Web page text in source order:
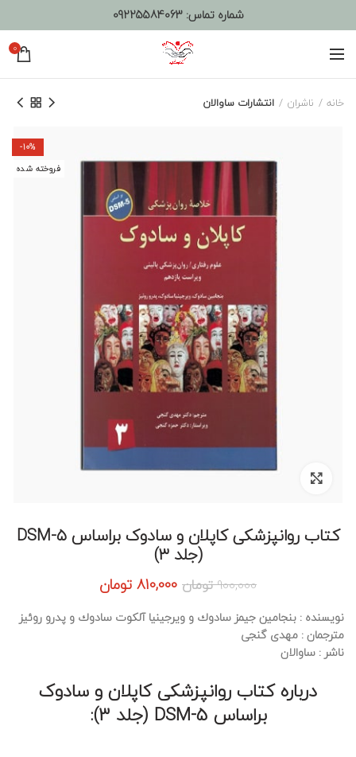
شماره تماس:09225584063
0
خانه ناشران انتشارات ساوالان
-10%
فروخته شده
کتاب روانپزشکی کاپلان و سادوک براساس DSM-۵
(جلد ۳)
900,000تومان قیمت
900,000 تومان
810,000تومان
810,000 تومان. نويسنده : بنجامين جيمز سادوك و ويرجينيا آلكوت سادوك و پدرو روئيز
مترجمان: مهدی گنجی
ناشر : ساوالان
درباره کتاب روانپزشکی کاپلان و سادوک
براساس DSM-5 (جلد 3):